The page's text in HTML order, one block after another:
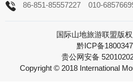
86-851-85557227
010-
国际山地旅游联盟版
黔ICP备
贵公网安备
Copyright © 2018 International